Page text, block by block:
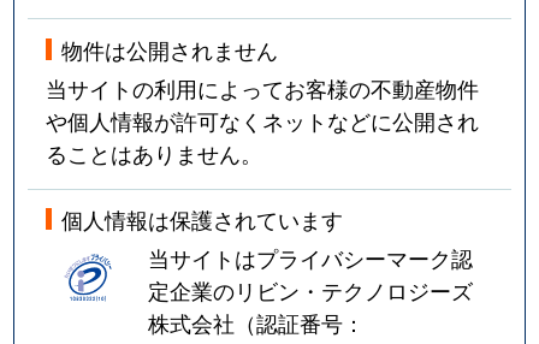
物件は公開されません
当サイトの利用によってお客様の不動産物件
や個人情報が許可なくネットなどに公開され
ることはありません。
個人情報は保護されています
当サイトはプライバシーマーク認
定企業のリビン・テクノロジーズ
株式会社（認証番号：